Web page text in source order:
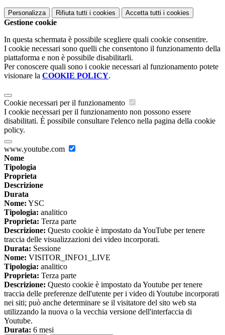
Personalizza Rifiuta tutti i cookies Accetta tutti i cookies
Gestione cookie
In questa schermata è possibile scegliere quali cookie consentire.
I cookie necessari sono quelli che consentono il funzionamento della
piattaforma e non è possibile disabilitarli.
Per conoscere quali sono i cookie necessari al funzionamento potete
visionare la COOKIE POLICY.
Cookie necessari per il funzionamento
I cookie necessari per il funzionamento non possono essere
disabilitati. È possibile consultare l'elenco nella pagina della cookie
policy.
www.youtube.com
Nome
Tipologia
Proprieta
Descrizione
Durata
Nome: YSC
Tipologia: analitico
Proprieta: Terza parte
Descrizione: Questo cookie è impostato da YouTube per tenere
traccia delle visualizzazioni dei video incorporati.
Durata: Sessione
Nome: VISITOR_INFO1_LIVE
Tipologia: analitico
Proprieta: Terza parte
Descrizione: Questo cookie è impostato da Youtube per tenere
traccia delle preferenze dell'utente per i video di Youtube incorporati
nei siti; può anche determinare se il visitatore del sito web sta
utilizzando la nuova o la vecchia versione dell'interfaccia di
Youtube.
Durata: 6 mesi